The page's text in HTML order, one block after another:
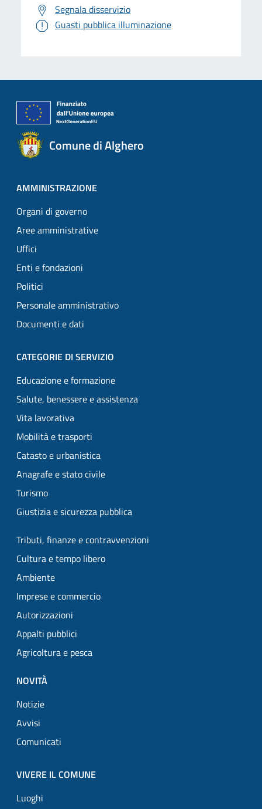
Segnala disservizio
Guasti pubblica illuminazione
Comune di Alghero
AMMINISTRAZIONE
Organi di governo
Aree amministrative
Uffici
Enti e fondazioni
Politici
Personale amministrativo
Documenti e dati
CATEGORIE DI SERVIZIO
Educazione e formazione
Salute, benessere e assistenza
Vita lavorativa
Mobilità e trasporti
Catasto e urbanistica
Anagrafe e stato civile
Turismo
Giustizia e sicurezza pubblica
Tributi, finanze e contravvenzioni
Cultura e tempo libero
Ambiente
Imprese e commercio
Autorizzazioni
Appalti pubblici
Agricoltura e pesca
NOVITÀ
Notizie
Avvisi
Comunicati
VIVERE IL COMUNE
Luoghi